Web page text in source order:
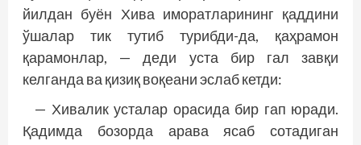
йилдан буён Хива иморатларининг қаддини
ўшалар тик тутиб турибди-да, қаҳрамон
қарамонлар, — деди уста бир гал завқи
келганда ва қизиқ воқеани эслаб кетди:
— Хивалик усталар орасида бир гап юради.
Қадимда бозорда арава ясаб сотадиган